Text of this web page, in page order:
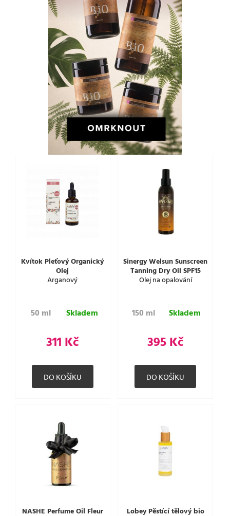
Kvítok Pleťový Organický
Olej
Arganový
50 ml Skladem
311 Kč
Sinergy Welsun Sunscreen
Tanning Dry Oil SPF15
Olej na opalování
150 ml Skladem
395 Kč
NASHE Perfume Oil Fleur Lobey Pěstící tělový bio